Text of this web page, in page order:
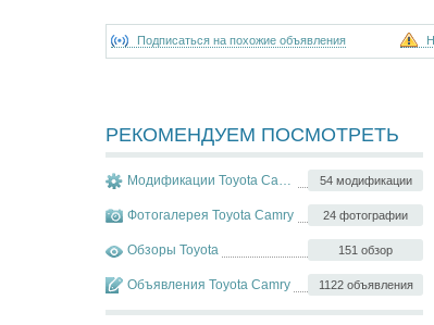
Подписаться на похожие объявления
РЕКОМЕНДУЕМ ПОСМОТРЕТЬ
54 модификации
Модификации Toyota Camry
24 фотографии
Фотогалерея Toyota Camry
151 обзор
Обзоры Toyota
1122 объявления
Объявления Toyota Camry